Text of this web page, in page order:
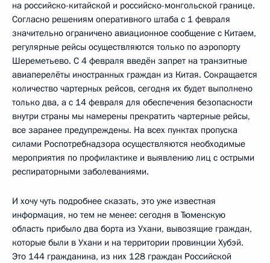
на российско-китайской и российско-монгольской границе.
Согласно решениям оперативного штаба с 1 февраля
значительно ограничено авиационное сообщение с Китаем,
регулярные рейсы осуществляются только по аэропорту
Шереметьево. С 4 февраля введён запрет на транзитные
авиаперелёты иностранных граждан из Китая. Сокращается
количество чартерных рейсов, сегодня их будет выполнено
только два, а с 14 февраля для обеспечения безопасности
внутри страны мы намерены прекратить чартерные рейсы,
все заранее предупреждены. На всех пунктах пропуска
силами Роспотребнадзора осуществляются необходимые
мероприятия по профилактике и выявлению лиц с острыми
респираторными заболеваниями.
И хочу чуть подробнее сказать, это уже известная
информация, но тем не менее: сегодня в Тюменскую
область прибыло два борта из Ухани, вывозящие граждан,
которые были в Ухани и на территории провинции Хубэй.
Это 144 гражданина, из них 128 граждан Российской